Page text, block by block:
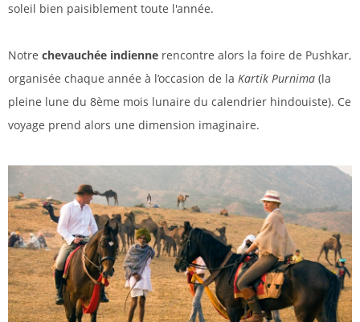
soleil bien paisiblement toute l'année.
Notre chevauchée indienne rencontre alors la foire de Pushkar,
organisée chaque année à l’occasion de la Kartik Purnima (la
pleine lune du 8ème mois lunaire du calendrier hindouiste). Ce
voyage prend alors une dimension imaginaire.